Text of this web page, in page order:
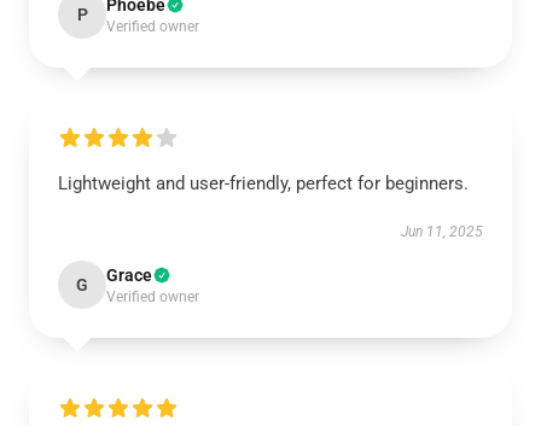
P Phoebe
Verified owner
Lightweight and user-friendly, perfect for beginners.
Jun 11, 2025
G Grace
Verified owner